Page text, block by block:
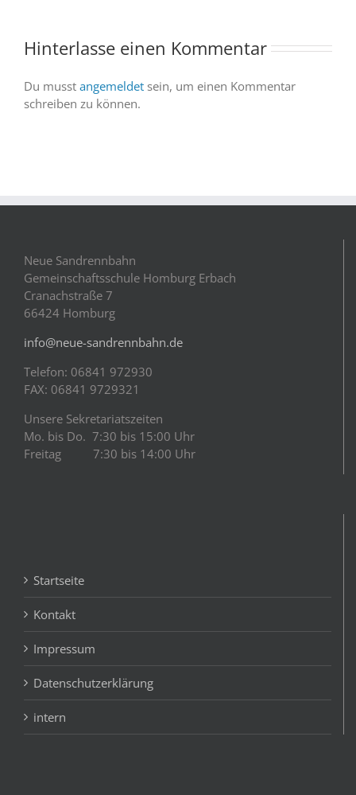
dabei
Hinterlasse einen Kommentar
Du musst angemeldet sein, um einen Kommentar
schreiben zu können.
Neue Sandrennbahn
Gemeinschaftsschule Homburg Erbach
Cranachstraße 7
66424 Homburg
info@neue-sandrennbahn.de
Telefon: 06841 972930
FAX: 06841 9729321
Unsere Sekretariatszeiten
Mo. bis Do. 7:30 bis 15:00 Uhr
Freitag 7:30 bis 14:00 Uhr
Startseite
Kontakt
Impressum
Datenschutzerklärung
intern